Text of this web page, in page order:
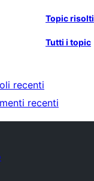
Topic risolti
Tutti i topic
recenti
recenti